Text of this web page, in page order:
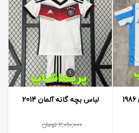
لباس بچه گانه آرژانتین 1986
لباس بچه گانه آلمان 2014
2,010,000تومان